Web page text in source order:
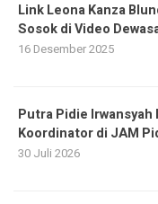
Link Leona Kanza
Sosok di Video
16 Desember 2025
Putra Pidie
Koordinator di JAM
30 Juli 2026